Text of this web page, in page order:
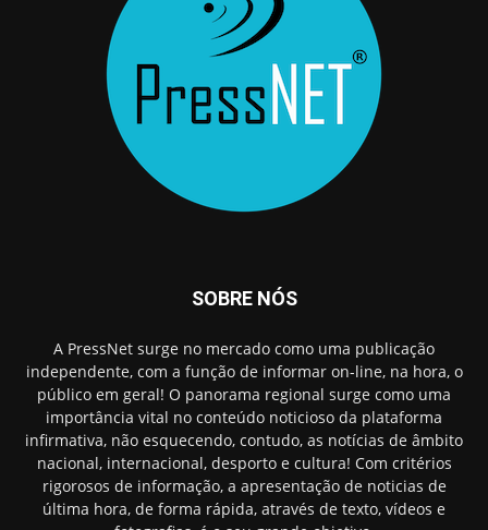
SOBRE NÓS
A PressNet surge no mercado como uma publicação
independente, com a função de informar on-line, na hora, o
público em geral! O panorama regional surge como uma
importância vital no conteúdo noticioso da plataforma
infirmativa, não esquecendo, contudo, as notícias de âmbito
nacional, internacional, desporto e cultura! Com critérios
rigorosos de informação, a apresentação de noticias de
última hora, de forma rápida, através de texto, vídeos e